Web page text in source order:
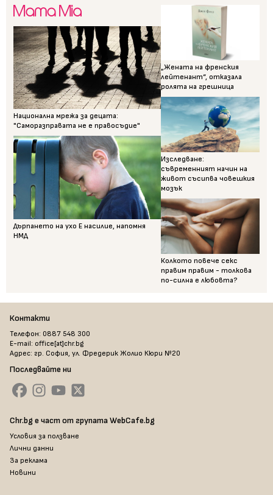
Национална мрежа за децата:
"Саморазправата не е правосъдие"
Дърпането на ухо Е насилие, напомня
НМД
„Жената на френския
лейтенант“, отказала
ролята на грешница
Изследване:
съвременният начин на
живот съсипва човешкия
мозък
Колкото повече секс
правим правим - толкова
по-силна е любовта?
Контакти
Телефон: 0887 548 300
E-mail: office[at]chr.bg
Адрес: гр. София, ул. Фредерик Жолио Кюри №20
Последвайте ни
Chr.bg е част от групата WebCafe.bg
Условия за ползване
Лични данни
За реклама
Новини